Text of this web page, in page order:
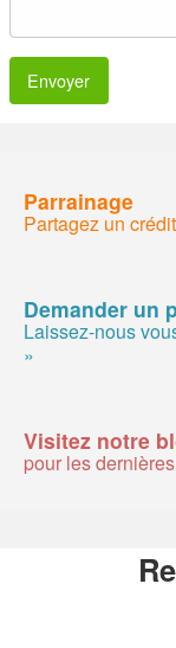
Envoyer
Parrainage
Partagez un
Demander un
Laissez-nous
»
Visitez notre
pour les